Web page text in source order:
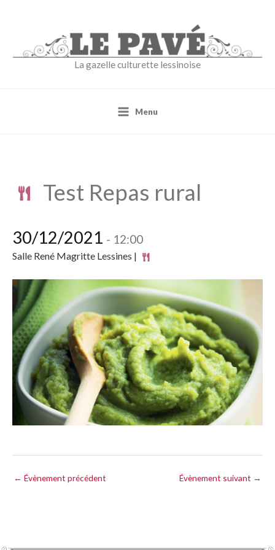
La gazelle culturette lessinoise
Menu
Test Repas rural
30/12/2021 - 12:00
Salle René Magritte Lessines |
← Évènement précédent Évènement suivant →